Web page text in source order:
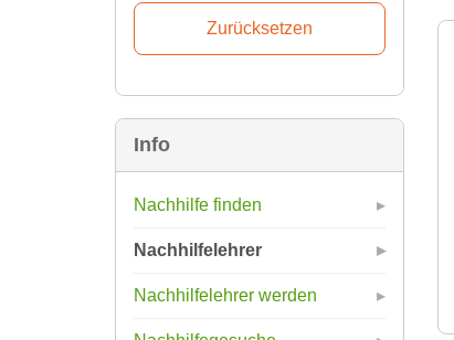
Info
Nachhilfe finden
Nachhilfelehrer
Nachhilfelehrer werden